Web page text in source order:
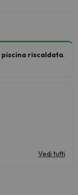
piscina riscaldata.
Vedi tutti